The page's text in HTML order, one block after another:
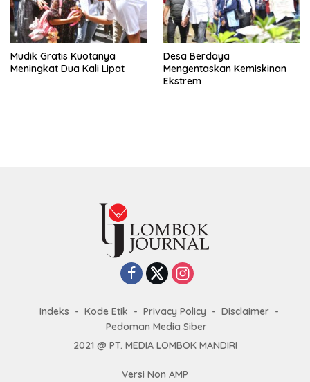
Mudik Gratis Kuotanya
Meningkat Dua Kali Lipat
Desa Berdaya
Mengentaskan Kemiskinan
Ekstrem
Indeks Kode Etik Privacy Policy
Disclaimer
Pedoman Media Siber
2021 @ PT. MEDIA LOMBOK MANDIRI
Versi Non AMP